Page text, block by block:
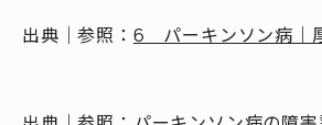
出典｜参照： 6 パーキンソン病｜